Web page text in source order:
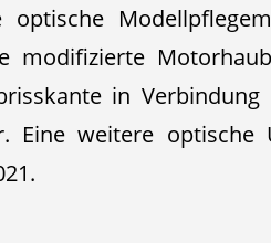
modifizierte
in
Eine weitere